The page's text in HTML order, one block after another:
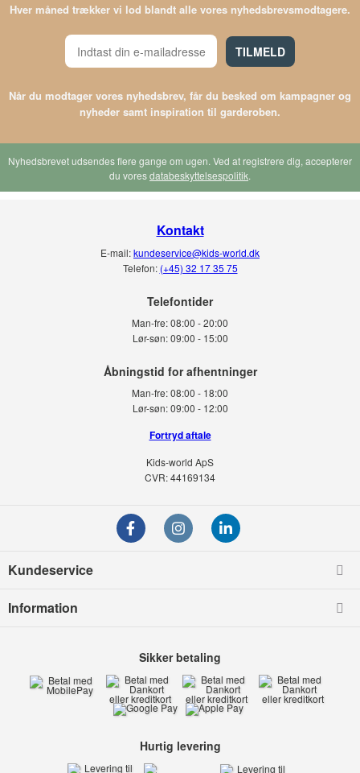
Hver måned trækker vi lod blandt alle vores nyhedsbrevsmodtagere.
TILMELD
Når du modtager vores nyhedsbrev, får du besked om kampagner og
nyheder samt inspiration til garderoben.
Nyhedsbrevet udsendes flere gange om ugen. Ved at registrere dig, accepterer
du voresdatabeskyttelsespolitik.
Kontakt
E-mail:kundeservice@kids-world.dk
Telefon: (+45) 32 17 35 75
Telefontider
Man-fre:08:00 - 20:00
Lør-søn: 09:00 - 15:00
Man-fre:08:00 - 18:00
Lør-søn:09:00 - 12:00
Fortryd aftale
Kids-world ApS
CVR: 44169134
Kundeservice
Information
Sikker betaling
Hurtig levering